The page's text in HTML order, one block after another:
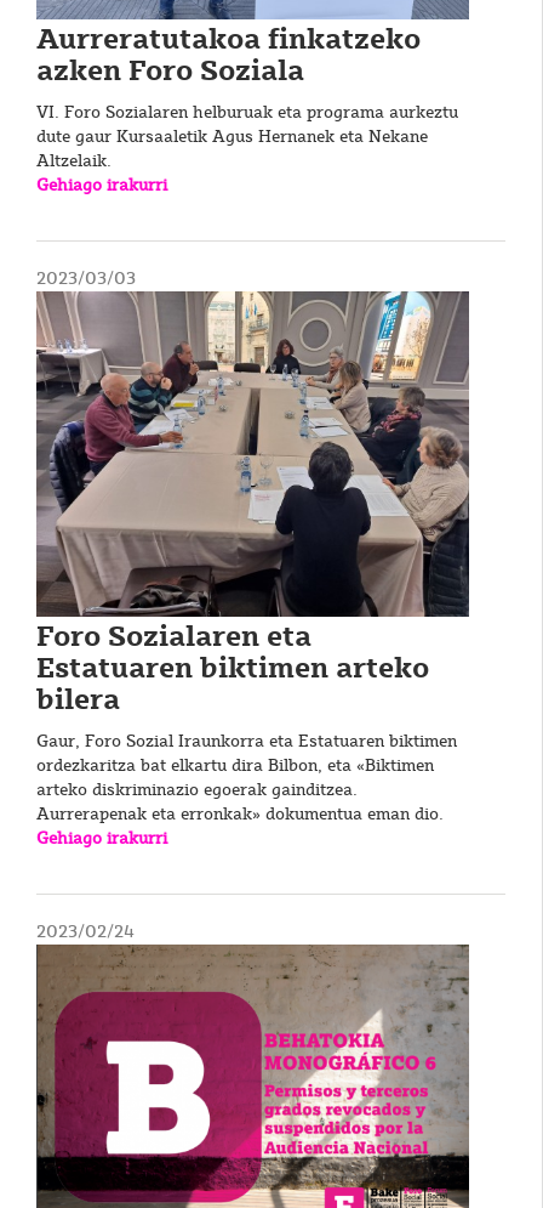
Aurreratutakoa finkatzeko
azken Foro Soziala
VI. Foro Sozialaren helburuak eta programa aurkeztu
dute gaur Kursaaletik Agus Hernanek eta Nekane
Altzelaik.
Gehiago irakurri
2023/03/03
Foro Sozialaren eta
Estatuaren biktimen arteko
bilera
Gaur, Foro Sozial Iraunkorra eta Estatuaren biktimen
ordezkaritza bat elkartu dira Bilbon, eta «Biktimen
arteko diskriminazio egoerak gainditzea.
Aurrerapenak eta erronkak» dokumentua eman dio.
Gehiago irakurri
2023/02/24